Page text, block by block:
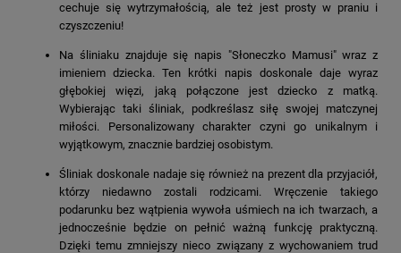
cechuje się wytrzymałością, ale też jest prosty w praniu i
czyszczeniu!
Na śliniaku znajduje się napis "Słoneczko Mamusi" wraz z
imieniem dziecka. Ten krótki napis doskonale daje wyraz
głębokiej więzi, jaką połączone jest dziecko z matką.
Wybierając taki śliniak, podkreślasz siłę swojej matczynej
miłości. Personalizowany charakter czyni go unikalnym i
wyjątkowym, znacznie bardziej osobistym.
Śliniak doskonale nadaje się również na prezent dla przyjaciół,
którzy niedawno zostali rodzicami. Wręczenie takiego
podarunku bez wątpienia wywoła uśmiech na ich twarzach, a
jednocześnie będzie on pełnić ważną funkcję praktyczną.
Dzięki temu zmniejszy nieco związany z wychowaniem trud